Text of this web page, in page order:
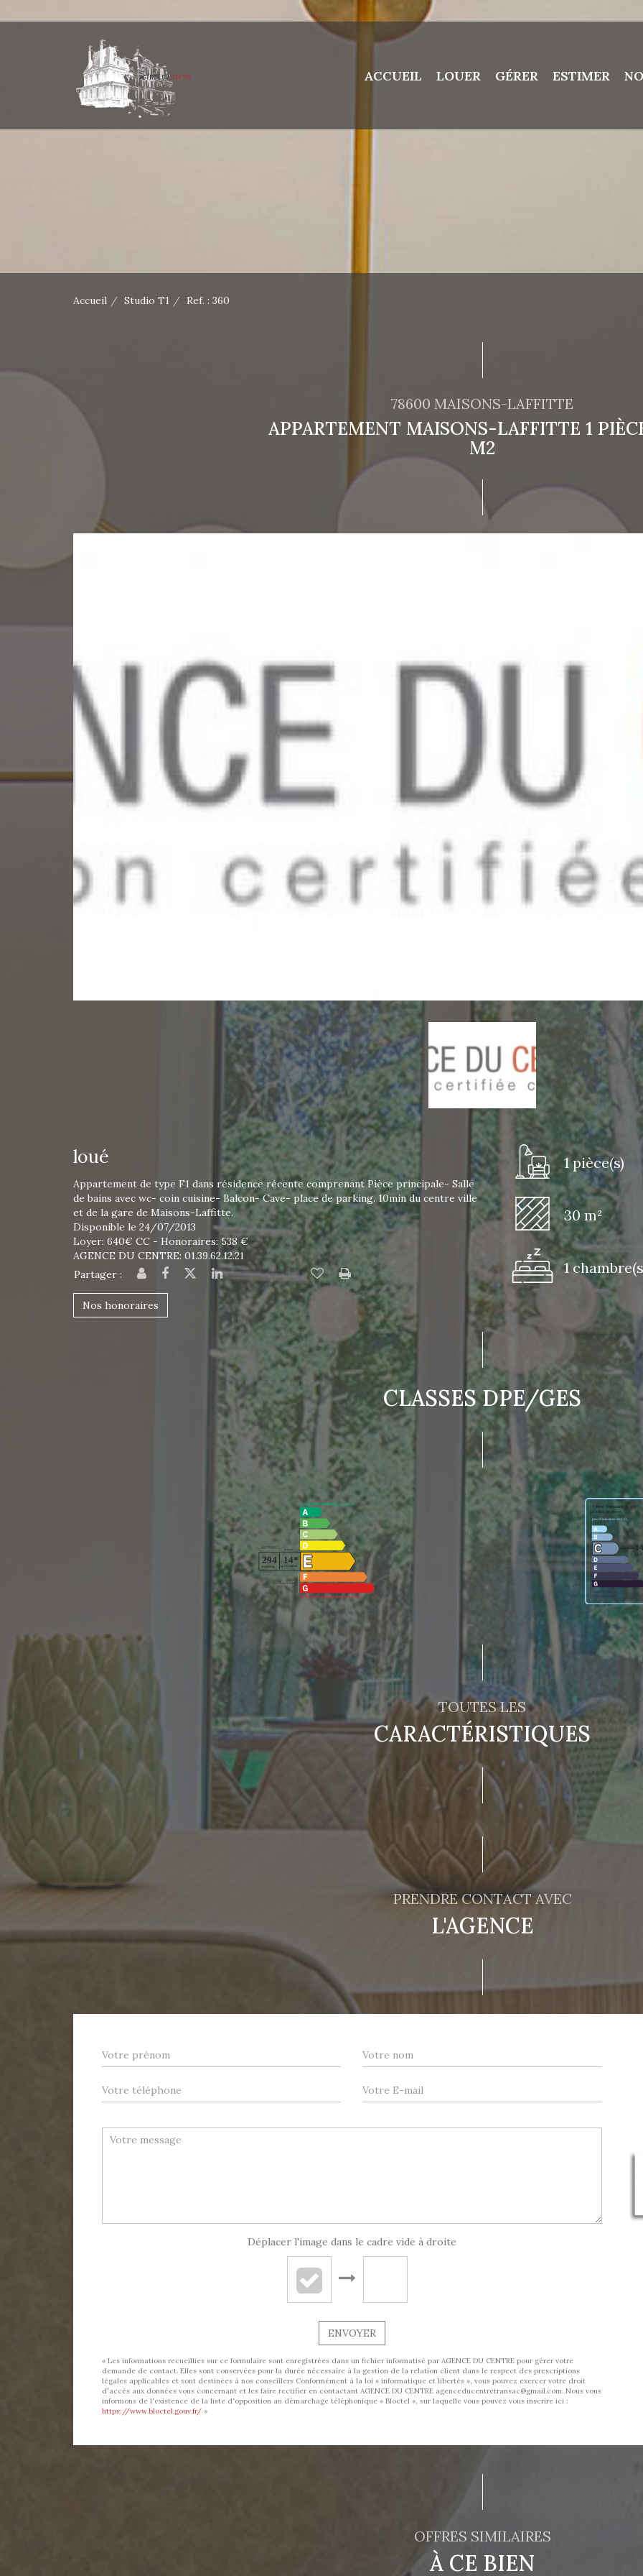
ACCUEIL LOUER GÉRER ESTIMER
Accueil Studio T1 Ref. : 360
78600 MAISONS-LAFFITTE
APPARTEMENT MAISONS-LAFFITTE 1
M2
loué
Appartement de type F1 dans résidence récente comprenant Pièce principale- Salle
de bains avec wc- coin cuisine- Balcon- Cave- place de parking. 10min du centre ville
et de la gare de Maisons-Laffitte.
Disponible le 24/07/2013
Loyer: 640€ CC - Honoraires: 538 €
AGENCE DU CENTRE: 01.39.62.12.21
Partager :
Nos honoraires
1 pièce(s)
30 m²
1
CLASSES DPE/GES
TOUTES LES
CARACTÉRISTIQUES
PRENDRE CONTACT AVEC
L'AGENCE
Déplacer l'image dans le cadre vide à droite
ENVOYER
« Les informations recueillies sur ce formulaire sont enregistrées dans un fichier informatisé par AGENCE DU CENTRE pour gérer votre
demande de contact. Elles sont conservées pour la durée nécessaire à la gestion de la relation client dans le respect des prescriptions
légales applicables et sont destinées à nos conseillers Conformément à la loi « informatique et libertés », vous pouvez exercer votre droit
d'accès aux données vous concernant et les faire rectifier en contactant AGENCE DU CENTRE agenceducentretransac@gmail.com. Nous vous
informons de l'existence de la liste d'opposition au démarchage téléphonique « Bloctel », sur laquelle vous pouvez vous inscrire ici :
https://www.bloctel.gouv.fr/ »
OFFRES SIMILAIRES
À CE BIEN